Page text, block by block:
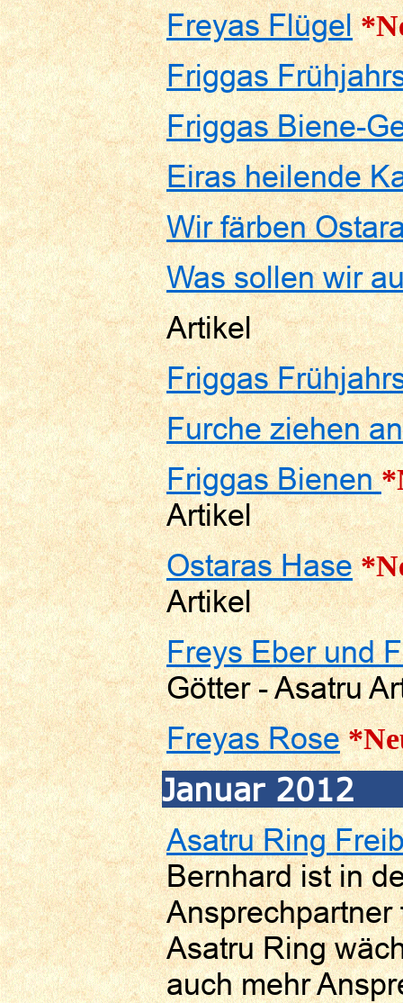
Freyas Flügel
Friggas
Friggas Biene-
Eiras heilende
Wir färben
Was sollen wir
Artikel
Friggas
Furche ziehen
Friggas Bienen
Artikel
Ostaras Hase
Artikel
Freys Eber und
Götter - Asatru
Freyas Rose
Januar 2012
Asatru Ring
Bernhard ist in
Ansprechpartner
Asatru Ring
auch mehr